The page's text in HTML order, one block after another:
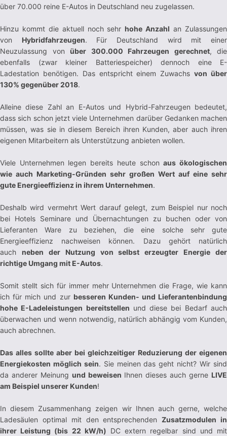
über 70.000 reine E-Autos in Deutschland neu zugelassen.
Hinzu kommt die aktuell noch sehrhohe Anzahl an Zulassungen
von Hybridfahrzeugen. Für Deutschland wird mit einer
Neuzulassung von über 300.000 Fahrzeugen gerechnet, die
ebenfalls (zwar kleiner Batteriespeicher) dennoch eine E-
Ladestation benötigen. Das entspricht einem Zuwachsvon über
130% gegenüber 2018.
Alleine diese Zahl an E-Autos und Hybrid-Fahrzeugen bedeutet,
dass sich schon jetzt viele Unternehmen darüber Gedanken machen
müssen, was sie in diesem Bereich ihren Kunden, aber auch ihren
eigenen Mitarbeitern als Unterstützung anbieten wollen.
Viele Unternehmen legen bereits heute schonaus ökologischen
wie auch Marketing-Gründen sehr großen Wert auf eine sehr
gute Energieeffizienz in ihrem Unternehmen.
Deshalb wird vermehrt Wert darauf gelegt, zum Beispiel nur noch
bei Hotels Seminare und Übernachtungen zu buchen oder von
Lieferanten Ware zu beziehen, die eine solche sehr gute
Energieeffizienz nachweisen können. Dazu gehört natürlich
auch neben der Nutzung von selbst erzeugter Energie der
richtige Umgang mit E-Autos.
Somit stellt sich für immer mehr Unternehmen die Frage, wie kann
ich für mich und zur besseren Kunden- und Lieferantenbindung
hohe E-Ladeleistungen bereitstellen und diese bei Bedarf auch
überwachen und wenn notwendig, natürlich abhängig vom Kunden,
auch abrechnen.
Das alles sollte aber bei gleichzeitiger Reduzierung der eigenen
Energiekosten möglich sein. Sie meinen das geht nicht? Wir sind
da anderer Meinung und beweisen Ihnen dieses auch gerne LIVE
am Beispiel unserer Kunden!
In diesem Zusammenhang zeigen wir Ihnen auch gerne, welche
Ladesäulen optimal mit den entsprechendenZusatzmodulen in
ihrer Leistung (bis 22 kW/h) DC extern regelbar sind und mit